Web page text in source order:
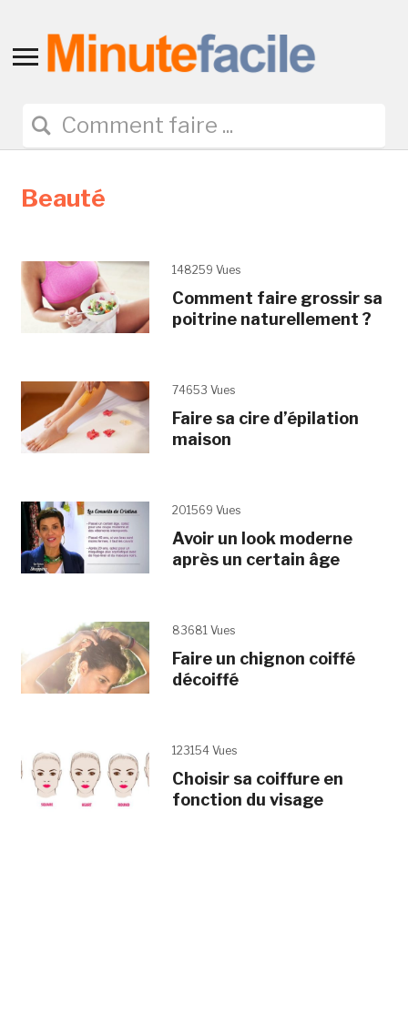
Toggle
navigation
Beauté
148259 Vues
Comment faire grossir sa
poitrine naturellement ?
74653 Vues
Faire sa cire d’épilation
maison
201569 Vues
Avoir un look moderne
après un certain âge
83681 Vues
Faire un chignon coiffé
décoiffé
123154 Vues
Choisir sa coiffure en
fonction du visage